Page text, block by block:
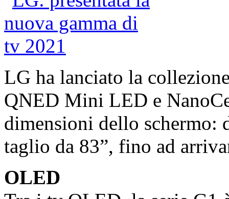
LG ha lanciato la
QNED Mini LED e
dimensioni dello schermo:
taglio da 83”, fino ad
OLED